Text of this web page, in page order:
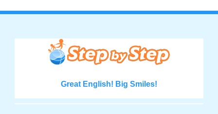
Great English! Big Smiles!